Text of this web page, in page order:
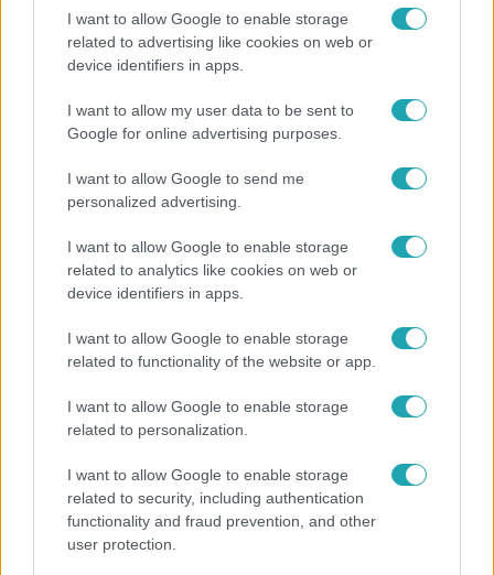
I want to allow Google to enable storage
related to advertising like cookies on web or
device identifiers in apps.
I want to allow my user data to be sent to
Google for online advertising purposes.
I want to allow Google to send me
personalized advertising.
I want to allow Google to enable storage
related to analytics like cookies on web or
device identifiers in apps.
I want to allow Google to enable storage
related to functionality of the website or app.
I want to allow Google to enable storage
related to personalization.
I want to allow Google to enable storage
related to security, including authentication
functionality and fraud prevention, and other
user protection.
2021. november 16. 13:27
Kovács Patrícia lányát is kivitte a
szivárványcsaládok melletti megmozdulásra
Kovács Patrícia szerint az a kampány, amit a kormány
indított a szivárványcsaládok ellen megmutatta, hogy van
Kulka Jánossal együtt szólal meg egy új
szivárványcsaládos kampányban.